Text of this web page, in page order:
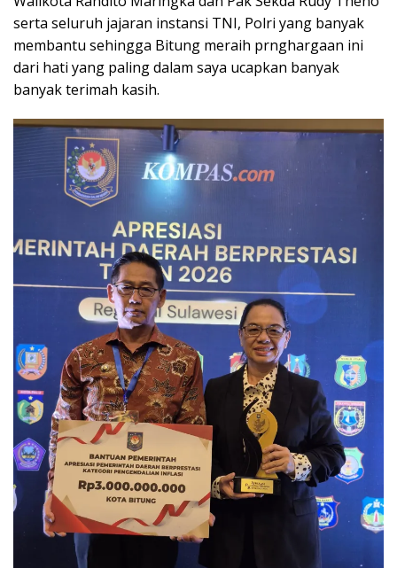
serta seluruh jajaran instansi TNI, Polri yang banyak
membantu sehingga Bitung meraih prnghargaan ini
dari hati yang paling dalam saya ucapkan banyak
banyak terimah kasih.